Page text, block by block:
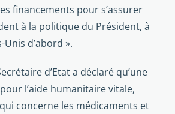
financements pour s’assurer
à la politique du Président, à
Unis d’abord ».
d’Etat a déclaré qu’une
l’aide humanitaire vitale,
concerne les médicaments et